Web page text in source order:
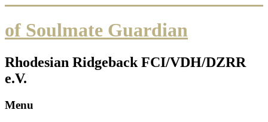
of Soulmate Guardian
Rhodesian Ridgeback FCI/VDH/DZRR
e.V.
Menu